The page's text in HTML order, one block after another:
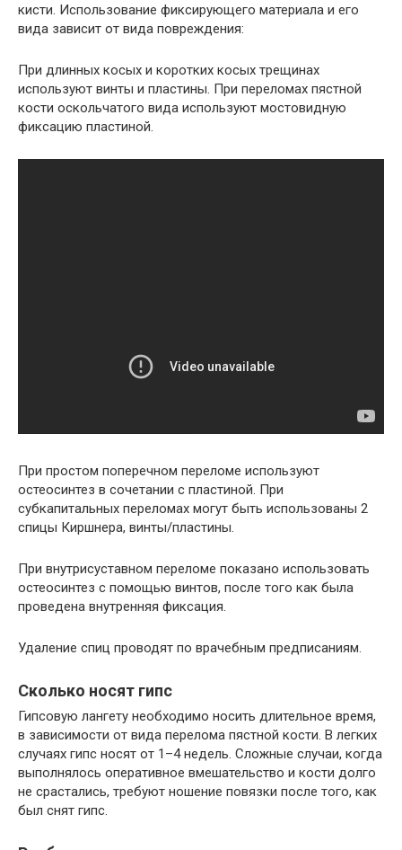
кисти. Использование фиксирующего материала и его
вида зависит от вида повреждения:
При длинных косых и коротких косых трещинах
используют винты и пластины. При переломах пястной
кости оскольчатого вида используют мостовидную
фиксацию пластиной.
При простом поперечном переломе используют
остеосинтез в сочетании с пластиной. При
субкапитальных переломах могут быть использованы 2
спицы Киршнера, винты/пластины.
При внутрисуставном переломе показано использовать
остеосинтез с помощью винтов, после того как была
проведена внутренняя фиксация.
Удаление спиц проводят по врачебным предписаниям.
Сколько носят гипс
Гипсовую лангету необходимо носить длительное время,
в зависимости от вида перелома пястной кости. В легких
случаях гипс носят от 1–4 недель. Сложные случаи, когда
выполнялось оперативное вмешательство и кости долго
не срастались, требуют ношение повязки после того, как
был снят гипс.